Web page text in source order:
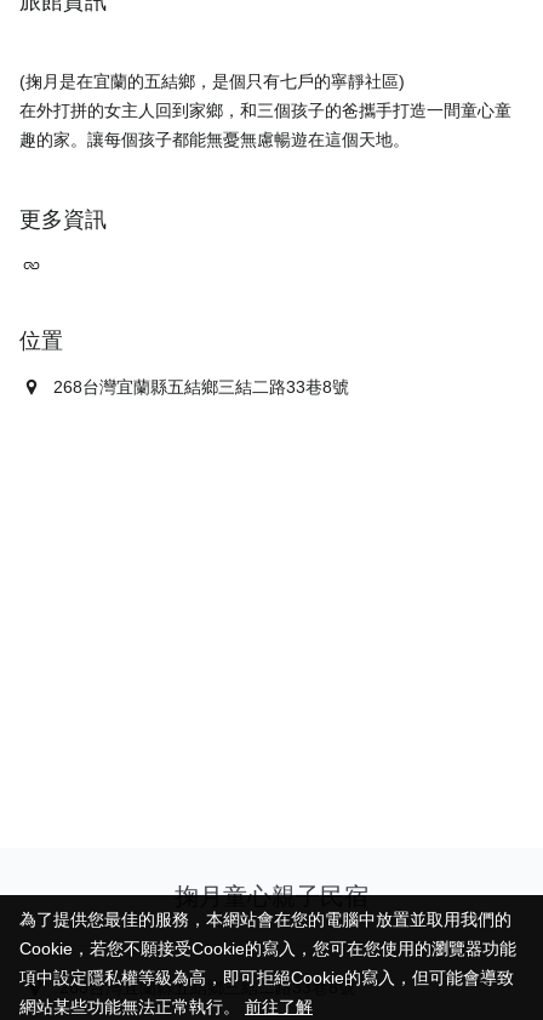
(掬月是在宜蘭的五結鄉，是個只有七戶的寧靜社區)
在外打拼的女主人回到家鄉，和三個孩子的爸攜手打造一間童心童
更多資訊
位置
268台灣宜蘭縣五結鄉三結二路33巷8號
掬月童心親子民宿
268台灣宜蘭縣五結鄉三結二路33巷8號
為了提供您最佳的服務，本網站會在您的電腦中放置並取用我們的
Cookie，若您不願接受Cookie的寫入，您可在您使用的瀏覽器功能
項中設定隱私權等級為高，即可拒絕Cookie的寫入，但可能會導致
網站某些功能無法正常執行。 前往了解
為了提供您最佳的服務，本網站會在您的電腦中放置並取用我們的
Cookie，若您不願接受Cookie的寫入，您可在您使用的瀏覽器功能
項中設定隱私權等級為高，即可拒絕Cookie的寫入，但可能會導致
網站某些功能無法正常執行。 前往了解